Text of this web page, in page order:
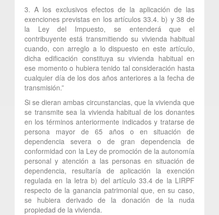
3. A los exclusivos efectos de la aplicación de las
exenciones previstas en los artículos 33.4. b) y 38 de
la Ley del Impuesto, se entenderá que el
contribuyente está transmitiendo su vivienda habitual
cuando, con arreglo a lo dispuesto en este artículo,
dicha edificación constituya su vivienda habitual en
ese momento o hubiera tenido tal consideración hasta
cualquier día de los dos años anteriores a la fecha de
transmisión.”
Si se dieran ambas circunstancias, que la vivienda que
se transmite sea la vivienda habitual de los donantes
en los términos anteriormente indicados y tratarse de
persona mayor de 65 años o en situación de
dependencia severa o de gran dependencia de
conformidad con la Ley de promoción de la autonomía
personal y atención a las personas en situación de
dependencia, resultaría de aplicación la exención
regulada en la letra b) del artículo 33.4 de la LIRPF
respecto de la ganancia patrimonial que, en su caso,
se hubiera derivado de la donación de la nuda
propiedad de la vivienda.